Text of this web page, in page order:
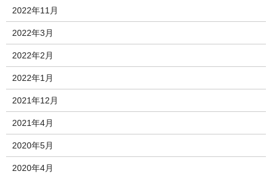
2022年11月
2022年3月
2022年2月
2022年1月
2021年12月
2021年4月
2020年5月
2020年4月